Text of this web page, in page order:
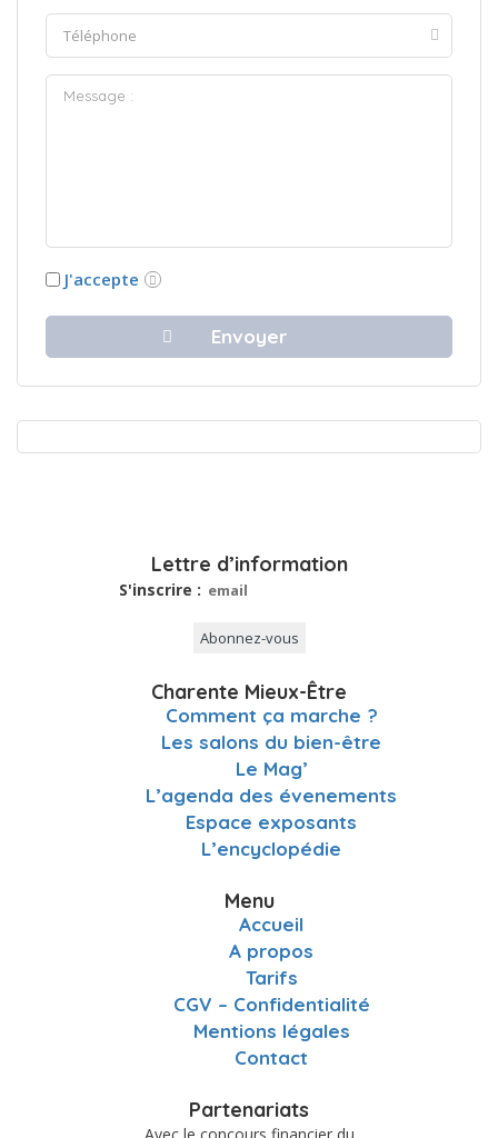
J'accepte
Lettre d’information
S'inscrire :
Charente Mieux-Être
Comment ça marche ?
Les salons du bien-être
Le Mag’
L’agenda des évenements
Espace exposants
L’encyclopédie
Menu
Accueil
A propos
Tarifs
CGV – Confidentialité
Mentions légales
Contact
Partenariats